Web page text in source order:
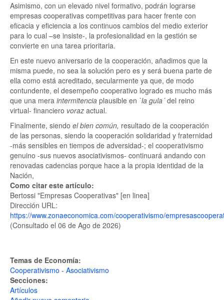
Asimismo, con un elevado nivel formativo, podrán lograrse
empresas cooperativas competitivas para hacer frente con
eficacia y eficiencia a los continuos cambios del medio exterior
para lo cual –se insiste-, la profesionalidad en la gestión se
convierte en una tarea prioritaria.
En este nuevo aniversario de la cooperación, añadimos que la
misma puede, no sea la solución pero es y será buena parte de
ella como está acreditado, secularmente ya que, de modo
contundente, el desempeño cooperativo logrado es mucho más
que una mera intermitencia plausible en `la gula´del reino
virtual- financiero voraz actual.
Finalmente, siendo el bien común, resultado de la cooperación
de las personas, siendo la cooperación solidaridad y fraternidad
-más sensibles en tiempos de adversidad-; el cooperativismo
genuino -sus nuevos asociativismos- continuará andando con
renovadas cadencias porque hace a la propia identidad de la
Nación,
Como citar este artículo:
Bertossi "Empresas Cooperativas" [en linea]
Dirección URL:
https://www.zonaeconomica.com/cooperativismo/
(Consultado el 06 de Ago de 2026)
Temas de Economía:
Cooperativismo - Asociativismo
Secciones:
Artículos